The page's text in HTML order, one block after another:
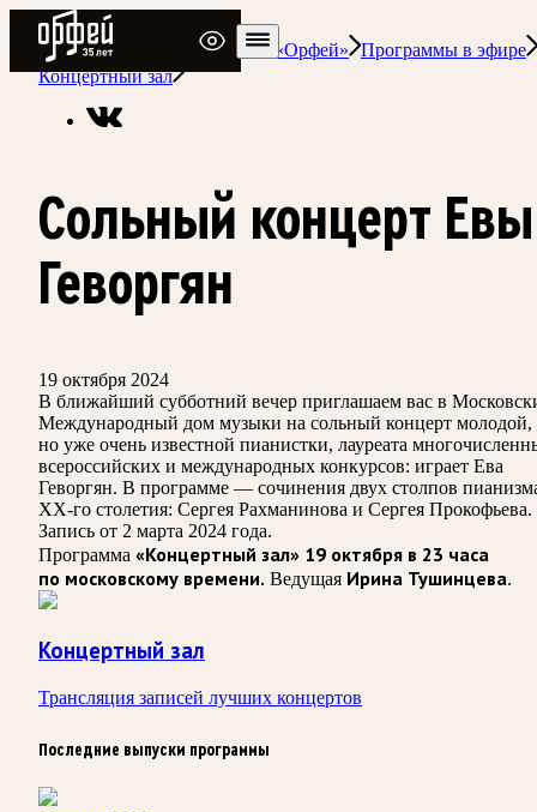
Радио Орфей
Радио классической музыки «Орфей»
Программы в эфире
Концертный зал
Сольный концерт Евы
Геворгян
19 октября 2024
В ближайший субботний вечер приглашаем вас в
Международный дом музыки на сольный концерт молодой,
но уже очень известной пианистки, лауреата
всероссийских и международных конкурсов: играет Ева
Геворгян. В программе — сочинения двух столпов
ХХ-го столетия: Сергея Рахманинова и Сергея Прокофьева.
Запись от 2 марта 2024 года.
Программа «Концертный зал» 19 октября в 23 часа
по московскому времени. Ведущая Ирина Тушинцева.
Концертный зал
Трансляция записей лучших концертов
Последние выпуски программы